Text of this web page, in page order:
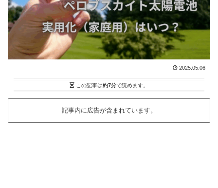
2025.05.06
この記事は約7分で読めます。
記事内に広告が含まれています。